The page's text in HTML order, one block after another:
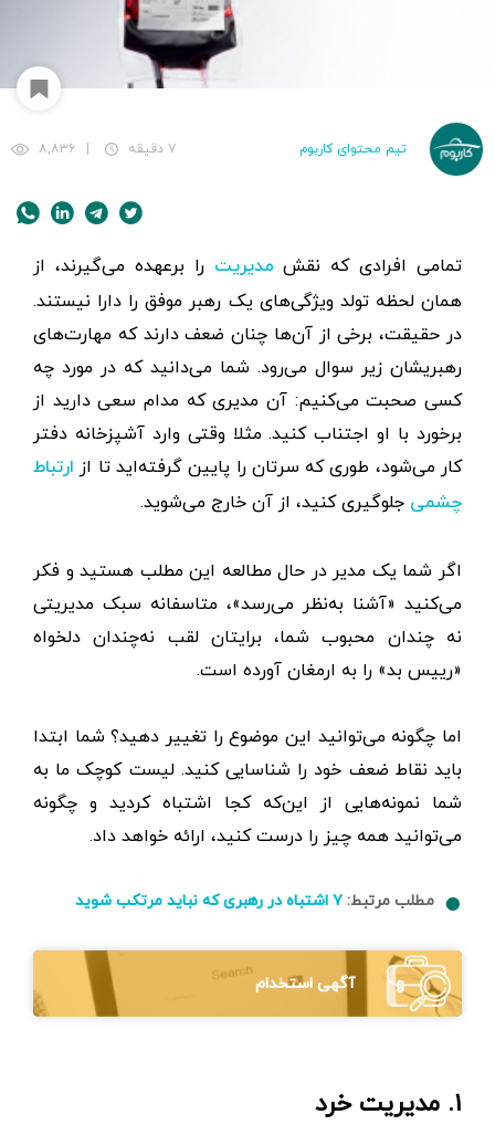
تیم محتوای کاربوم ۷ دقیقه ۸,۸۳۶
تمامی افرادی که نقش مدیریت را برعهده می‌گیرند، از
همان لحظه تولد ویژگی‌های یک رهبر موفق را دارا نیستند.
در حقیقت، برخی از آن‌ها چنان ضعف دارند که مهارت‌های
رهبریشان زیر سوال می‌رود. شما می‌دانید که در مورد چه
کسی صحبت می‌کنیم: آن مدیری که مدام سعی دارید از
برخورد با او اجتناب کنید. مثلا وقتی وارد آشپزخانه دفتر
کار می‌شود، طوری که سرتان را پایین گرفته‌اید تا از ارتباط
چشمی جلوگیری کنید، از آن خارج می‌شوید.
اگر شما یک مدیر در حال مطالعه این مطلب هستید و فکر
می‌کنید «آشنا به‌نظر می‌رسد»، متاسفانه سبک مدیریتی
نه چندان محبوب شما، برایتان لقب نه‌چندان دلخواه
«رییس بد» را به ارمغان آورده است.
اما چگونه می‌توانید این موضوع را تغییر دهید؟ شما ابتدا
باید نقاط ضعف خود را شناسایی کنید. لیست کوچک ما به
شما نمونه‌هایی از این‌که کجا اشتباه کردید و چگونه
می‌توانید همه چیز را درست کنید، ارائه خواهد داد.
مطلب مرتبط: ۷ اشتباه در رهبری که نباید مرتکب شوید
آگهی استخدام
۱. مدیریت خرد